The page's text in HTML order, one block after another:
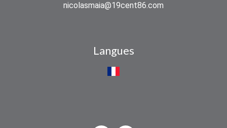
nicolasmaia@19cent86.com
Langues